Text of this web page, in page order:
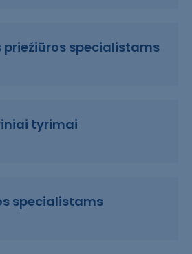
priežiūros specialistams
tyrimai
specialistams